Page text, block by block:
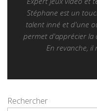
Stéphane est un
talent inné et d'une
permet d'apprécier la
En revanche, il
Rechercher